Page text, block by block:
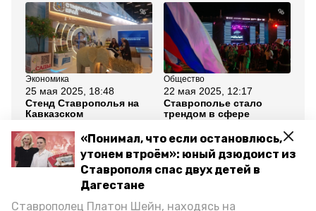
«Понимал, что если остановлюсь,
утонем втроём»: юный дзюдоист из
Ставрополя спас двух детей в
Дагестане
Ставрополец Платон Шейн, находясь на
Экономика
25 мая 2025, 18:48
Стенд Ставрополья на
Кавказском
точкой притяжения
молодёжи
Общество
22 мая 2025, 12:17
Ставрополье стало
трендом в сфере
губернатор Владимиров
Все новости